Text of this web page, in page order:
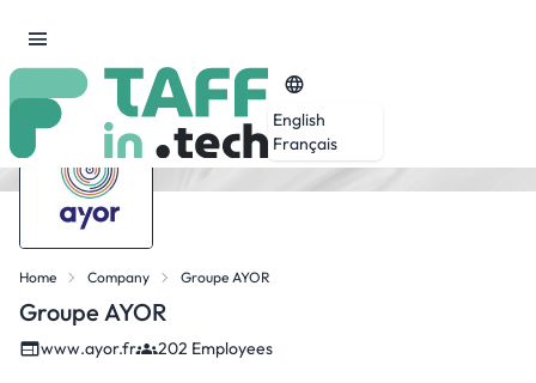
English
Français
Home Company Groupe AYOR
Groupe AYOR
www.ayor.fr 202 Employees